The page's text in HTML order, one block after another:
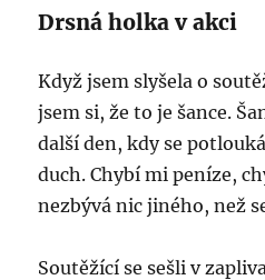
Drsná holka v akci
Když jsem slyšela o
jsem si, že to je šance.
další den, kdy se
duch. Chybí mi peníze,
nezbývá nic jiného, než
Soutěžící se sešli v